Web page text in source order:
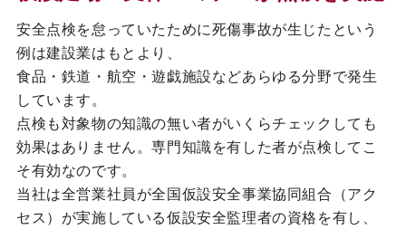
EN
カタログダウンロード
安全点検を怠っていたために死傷事故が生じたという
例は建設業はもとより、
食品・鉄道・航空・遊戯施設などあらゆる分野で発生
しています。
点検も対象物の知識の無い者がいくらチェックしても
効果はありません。専門知識を有した者が点検してこ
そ有効なのです。
当社は全営業社員が全国仮設安全事業協同組合（アク
セス）が実施している仮設安全監理者の資格を有し、